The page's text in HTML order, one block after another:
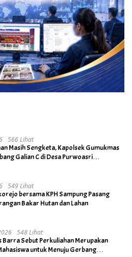
566 Lihat
Masih Sengketa, Kapolsek Gumukmas
Galian C di Desa Purwoasri
549 Lihat
bersama KPH Sampung Pasang
Bakar Hutan dan Lahan
548 Lihat
Barra Sebut Perkuliahan Merupakan
untuk Menuju Gerbang